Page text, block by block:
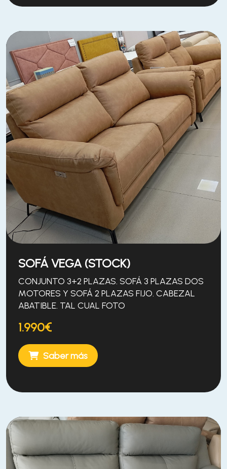
SOFÁ VEGA (STOCK)
CONJUNTO 3+2 PLAZAS. SOFÁ 3 PLAZAS DOS
MOTORES Y SOFÁ 2 PLAZAS FIJO. CABEZAL
ABATIBLE. TAL CUAL FOTO
1.990€
Saber más